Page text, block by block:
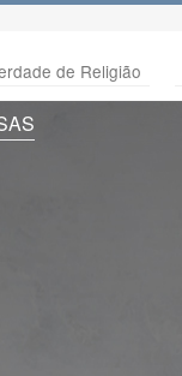
de Religião